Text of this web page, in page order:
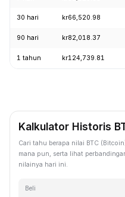
30 hari kr66,520.98
90 hari kr82,018.37
1 tahun kr124,739.81
Kalkulator Historis
Cari tahu berapa nilai BTC
mana pun, serta lihat
nilainya hari ini.
Beli